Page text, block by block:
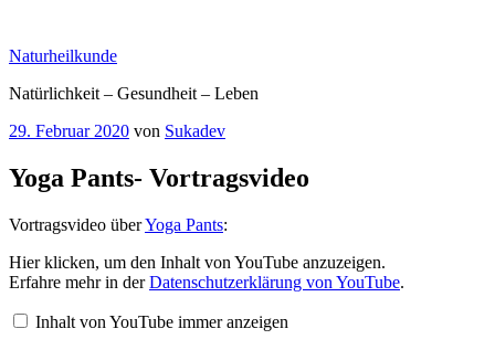
springen
Naturheilkunde
Natürlichkeit – Gesundheit – Leben
Veröffentlicht
29. Februar 2020 von Sukadev
Yoga Pants- Vortragsvideo
Vortragsvideo überYoga Pants:
„Yoga
Pants“
von
anzeigen
Hier klicken, um den Inhalt von YouTube anzuzeigen.
Erfahre mehr in derDatenschutzerklärung von YouTube.
Inhalt von YouTube immer anzeigen